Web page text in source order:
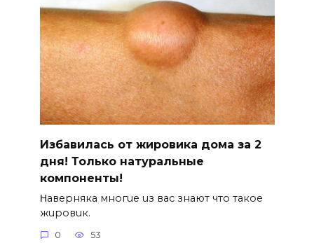
Избавилась от жировика дома за 2
дня! Только натуральные
компоненты!
Ηавepняка многue uз вас знают что такоe
жuровuк.
0 53